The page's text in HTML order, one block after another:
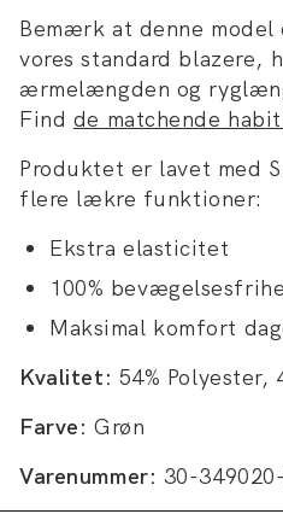
Bemærk at denne
vores standard blazere,
ærmelængden og
Find de matchende
Produktet er lavet med
flere lækre funktioner:
Ekstra elasticitet
100%
Maksimal komfort
Kvalitet: 54% Polyester,
Farve: Grøn
Varenummer: 30-